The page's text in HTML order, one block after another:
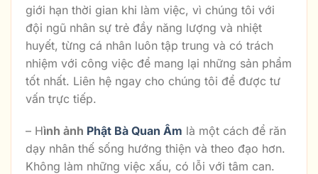
giới hạn thời gian khi làm việc, vì chúng tôi với
đội ngũ nhân sự trẻ đầy năng lượng và nhiệt
huyết, từng cá nhân luôn tập trung và có trách
nhiệm với công việc để mang lại những sản phẩm
tốt nhất. Liên hệ ngay cho chúng tôi để được tư
vấn trực tiếp.
– Hình ảnh Phật Bà Quan Âm là một cách để răn
dạy nhân thế sống hướng thiện và theo đạo hơn.
Không làm những việc xấu, có lỗi với tâm can.